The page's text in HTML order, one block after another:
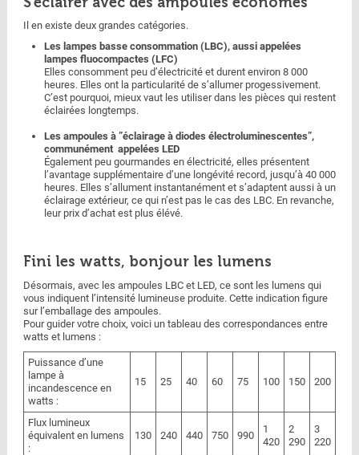
Il en existe deux grandes catégories.
Les lampes basse consommation (LBC), aussi appelées
lampes fluocompactes (LFC)
Elles consomment peu d’électricité et durent environ 8 000
heures. Elles ont la particularité de s’allumer progessivement.
C’est pourquoi, mieux vaut les utiliser dans les pièces qui restent
éclairées longtemps.
Les ampoules à ”éclairage à diodes électroluminescentes”,
communément appelées LED
Également peu gourmandes en électricité, elles présentent
l’avantage supplémentaire d’une longévité record, jusqu’à 40 000
heures. Elles s’allument instantanément et s’adaptent aussi à un
éclairage extérieur, ce qui n’est pas le cas des LBC. En revanche,
leur prix d’achat est plus élévé.
Fini les watts, bonjour les lumens
Désormais, avec les ampoules LBC et LED, ce sont les lumens qui
vous indiquent l’intensité lumineuse produite. Cette indication figure
sur l’emballage des ampoules.
Pour guider votre choix, voici un tableau des correspondances entre
watts et lumens :
Puissance d’une
lampe à
incandescence en
watts :
15 25 40 60 75 100 150 200
Flux lumineux
équivalent en lumens
:
130 240 440 750 990
1
420
2
290
3
220